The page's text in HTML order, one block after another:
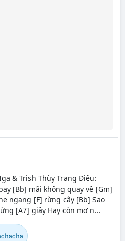
& Trish Thùy Trang Điệu:
[Bb] mãi không quay về [Gm]
ngang [F] rừng cây [Bb] Sao
[A7] giây Hay còn mơ n...